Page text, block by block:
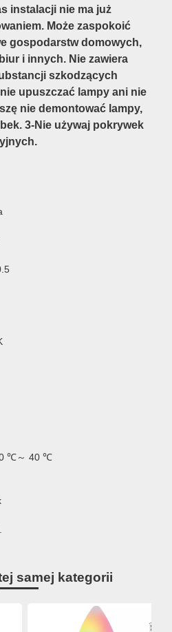
instalacji nie ma już
Może zaspokoić
gospodarstw domowych,
i innych. Nie zawiera
szkodzących
upuszczać lampy ani nie
nie demontować lampy,
3-Nie używaj pokrywek
℃～ 40 ℃
samej kategorii